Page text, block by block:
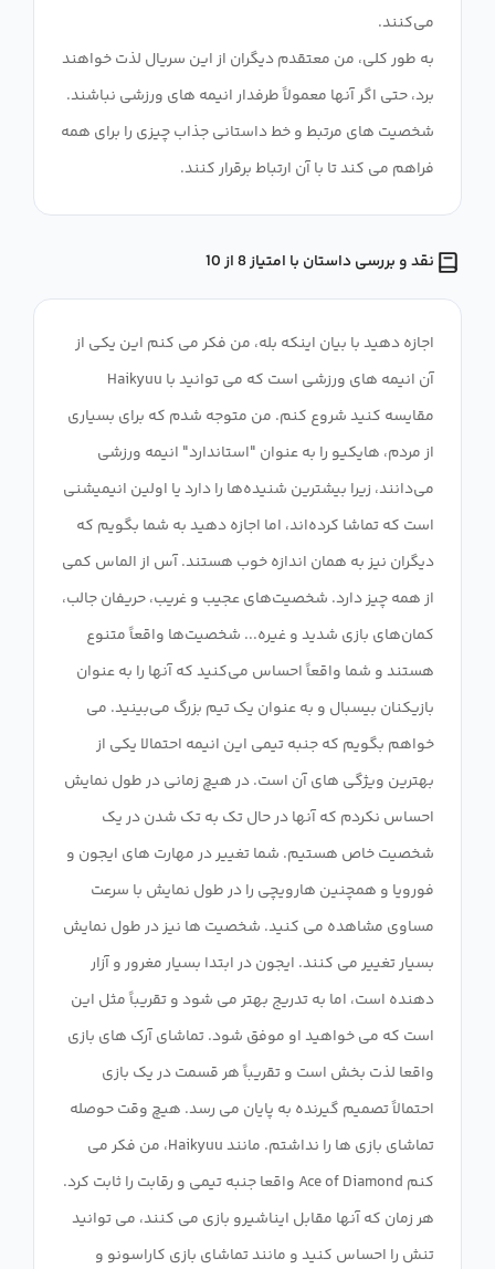
به طور کلی، من معتقدم دیگران از این سریال لذت خواهند
برد، حتی اگر آنها معمولاً طرفدار انیمه های ورزشی نباشند.
شخصیت های مرتبط و خط داستانی جذاب چیزی را برای همه
فراهم می کند تا با آن ارتباط برقرار کنند.
نقد و بررسی داستان با امتیاز 8 از 10
اجازه دهید با بیان اینکه بله، من فکر می کنم این یکی از
آن انیمه های ورزشی است که می توانید با Haikyuu
مقایسه کنید شروع کنم. من متوجه شدم که برای بسیاری
از مردم، هایکیو را به عنوان "استاندارد" انیمه ورزشی
می‌دانند، زیرا بیشترین شنیده‌ها را دارد یا اولین انیمیشنی
است که تماشا کرده‌اند، اما اجازه دهید به شما بگویم که
دیگران نیز به همان اندازه خوب هستند. آس از الماس کمی
از همه چیز دارد. شخصیت‌های عجیب و غریب، حریفان جالب،
کمان‌های بازی شدید و غیره... شخصیت‌ها واقعاً متنوع
هستند و شما واقعاً احساس می‌کنید که آنها را به عنوان
بازیکنان بیسبال و به عنوان یک تیم بزرگ می‌بینید. می
خواهم بگویم که جنبه تیمی این انیمه احتمالا یکی از
بهترین ویژگی های آن است. در هیچ زمانی در طول نمایش
احساس نکردم که آنها در حال تک به تک شدن در یک
شخصیت خاص هستیم. شما تغییر در مهارت های ایجون و
فورویا و همچنین هارویچی را در طول نمایش با سرعت
مساوی مشاهده می کنید. شخصیت ها نیز در طول نمایش
بسیار تغییر می کنند. ایجون در ابتدا بسیار مغرور و آزار
دهنده است، اما به تدریج بهتر می شود و تقریباً مثل این
است که می خواهید او موفق شود. تماشای آرک های بازی
واقعا لذت بخش است و تقریباً هر قسمت در یک بازی
احتمالاً تصمیم گیرنده به پایان می رسد. هیچ وقت حوصله
تماشای بازی ها را نداشتم. مانند Haikyuu، من فکر می
کنم Ace of Diamond واقعا جنبه تیمی و رقابت را ثابت کرد.
هر زمان که آنها مقابل ایناشیرو بازی می کنند، می توانید
تنش را احساس کنید و مانند تماشای بازی کاراسونو و